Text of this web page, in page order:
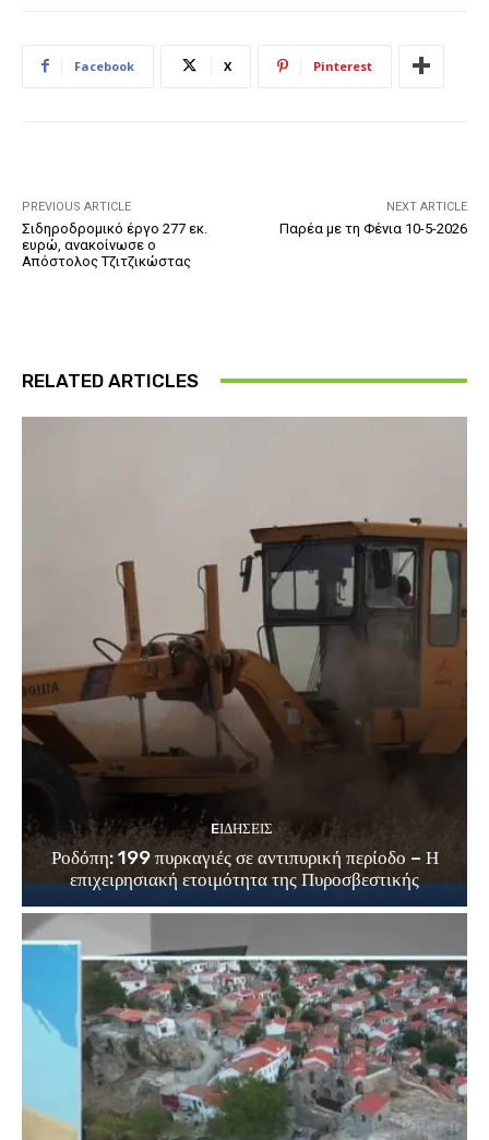
Facebook X Pinterest
PREVIOUS ARTICLE
Σιδηροδρομικό έργο 277 εκ.
ευρώ, ανακοίνωσε ο
Απόστολος Τζιτζικώστας
NEXT ARTICLE
Παρέα με τη Φένια 10-5-2026
RELATED ARTICLES
EΙΔΗΣΕΙΣ
Ροδόπη: 199 πυρκαγιές σε αντιπυρική περίοδο – Η
επιχειρησιακή ετοιμότητα της Πυροσβεστικής